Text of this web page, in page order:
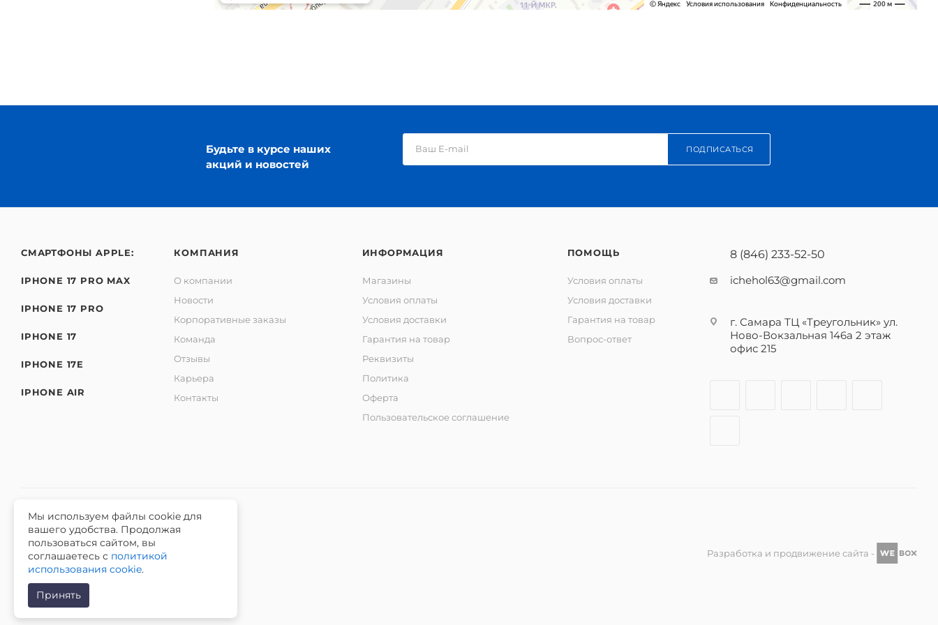
Будьте в курсе наших
акций и новостей
ПОДПИСАТЬСЯ
СМАРТФОНЫ APPLE:
IPHONE 17 PRO MAX
IPHONE 17 PRO
IPHONE 17
IPHONE 17E
IPHONE AIR
КОМПАНИЯ
О компании
Новости
Корпоративные заказы
Команда
Отзывы
Карьера
Контакты
ИНФОРМАЦИЯ
Магазины
Условия оплаты
Условия доставки
Гарантия на товар
Реквизиты
Политика
Оферта
Пользовательское соглашение
ПОМОЩЬ
Условия оплаты
Условия доставки
Гарантия на товар
Вопрос-ответ
8 (846) 233-52-50
ichehol63@gmail.com
г. Самара ТЦ «Треугольник» ул.
Ново-Вокзальная 146а 2 этаж
офис 215
2026 © Интернет-магазин iЧехол.
ИНН 631911014100 ОГРНИП 315631300089311
Разработка и продвижение сайта -
Мы используем файлы cookie для
вашего удобства. Продолжая
пользоваться сайтом, вы
соглашаетесь с политикой
использования cookie.
Принять